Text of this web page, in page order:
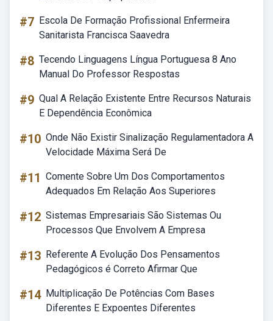
#7 Escola De Formação Profissional Enfermeira
Sanitarista Francisca Saavedra
#8 Tecendo Linguagens Língua Portuguesa 8 Ano
Manual Do Professor Respostas
#9 Qual A Relação Existente Entre Recursos Naturais
E Dependência Econômica
#10 Onde Não Existir Sinalização Regulamentadora A
Velocidade Máxima Será De
#11 Comente Sobre Um Dos Comportamentos
Adequados Em Relação Aos Superiores
#12 Sistemas Empresariais São Sistemas Ou
Processos Que Envolvem A Empresa
#13 Referente A Evolução Dos Pensamentos
Pedagógicos é Correto Afirmar Que
#14 Multiplicação De Potências Com Bases
Diferentes E Expoentes Diferentes